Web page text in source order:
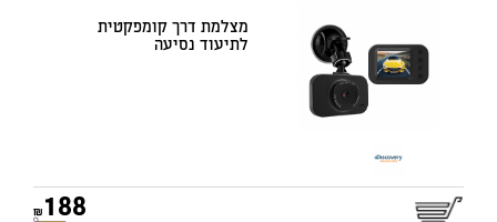
מצלמת דרך קומפקטית
לתיעוד נסיעה
188